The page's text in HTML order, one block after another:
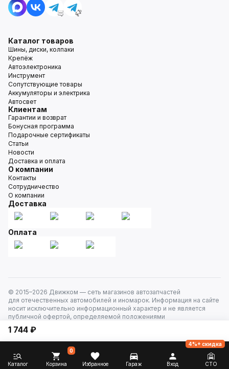
1 744 ₽
Каталог товаров
Шины, диски, колпаки
Крепёж
Автоэлектроника
Инструмент
Сопутствующие товары
Аккумуляторы и электрика
Автосвет
Клиентам
Гарантии и возврат
Бонусная программа
Подарочные сертификаты
Статьи
Новости
Доставка и оплата
О компании
Контакты
Сотрудничество
О компании
Доставка
Оплата
© 2015–2026 Движком — сеть магазинов автозапчастей
для отечественных автомобилей и иномарок. Информация на сайте
носит исключительно информационный характер и не является
публичной офертой, определяемой положениями
Каталог Корзина
0
Избранное Гараж Вход СТО
4%+ скидка